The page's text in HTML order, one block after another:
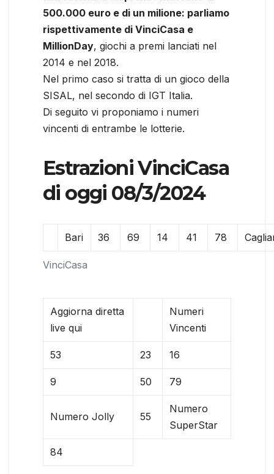
500.000 euro e di un milione: parliamo
rispettivamente di VinciCasa e
MillionDay, giochi a premi lanciati nel
2014 e nel 2018.
Nel primo caso si tratta di un gioco della
SISAL, nel secondo di IGT Italia.
Di seguito vi proponiamo i numeri
vincenti di entrambe le lotterie.
Estrazioni VinciCasa
di oggi 08/3/2024
VinciCasa
Bari 36 69 14 41 78
Aggiorna diretta
live qui
Numeri
Vincenti
53 23 16
9 50 79
Numero Jolly 55
Numero
SuperStar
84